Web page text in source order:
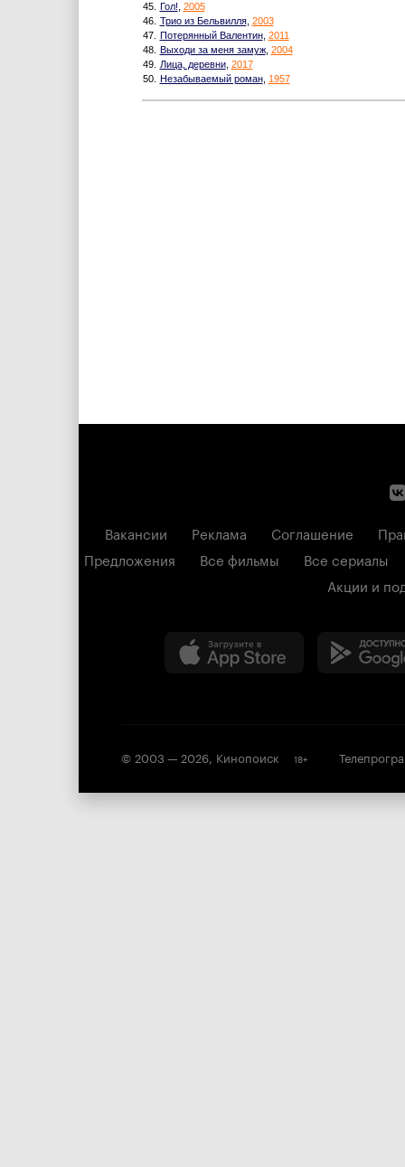
45. Гол! 2005
46. Трио из Бельвилля, 2003
47. Потерянный Валентин, 2011
48. Выходи за меня замуж, 2004
49.
Лица, деревни, 2017
50. Незабываемый роман, 1957
Вакансии Реклама Соглашение
Предложения
Все фильмы
Все сериалы
Акции и
© 2003 — 2026, Кинопоиск 18+